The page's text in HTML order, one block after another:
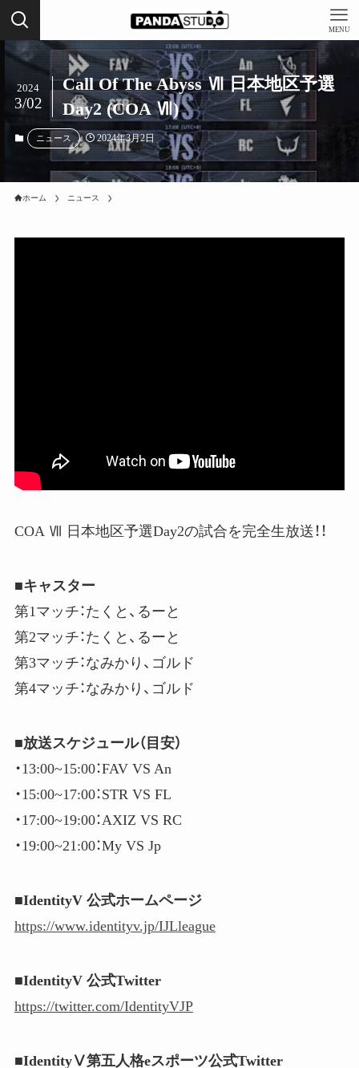
MENU
Call Of The Abyss Ⅶ 日本地区予選
Day2 (COA Ⅶ)
2024
3/02
ニュース 2024年3月2日
ホーム ニュース
COA Ⅶ 日本地区予選Day2の試合を完全生放送！！
■キャスター
第1マッチ：たくと、るーと
第2マッチ：たくと、るーと
第3マッチ：なみかり、ゴルド
第4マッチ：なみかり、ゴルド
■放送スケジュール（目安）
・13:00​​~15:00​​：FAV VS An
・15:00​​~17:00​​：STR VS FL
・17:00​​~19:00​​：AXIZ VS RC
・19:00​​~21:00​​：My VS Jp
■IdentityV 公式ホームページ
https://www.identityv.jp/IJLleague
■IdentityV 公式Twitter
https://twitter.com/IdentityVJP
■IdentityⅤ第五人格eスポーツ公式Twitter